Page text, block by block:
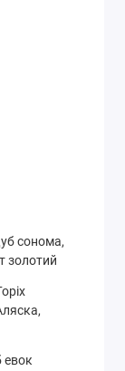
сонома,
золотий
евок